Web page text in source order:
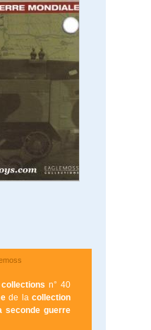
collections n° 40
de la collection
seconde guerre